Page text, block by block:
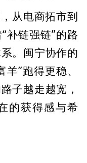
从电商拓市到
补链强链”的路
。闽宁协作的
”跑得更稳、
子越走越宽，
的获得感与希